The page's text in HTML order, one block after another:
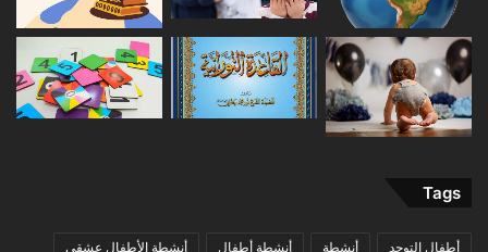
Tags
أطفال التوحد أنشطة أنشطة أطفال أنشطة الأطفال عشقي